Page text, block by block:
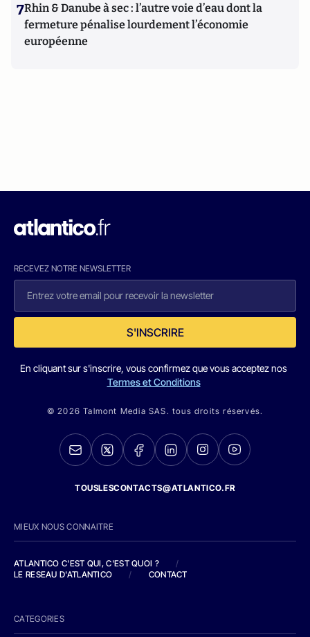
7Rhin & Danube à sec : l’autre voie d’eau dont la
fermeture pénalise lourdement l’économie
européenne
RECEVEZ NOTRE NEWSLETTER
S'INSCRIRE
En cliquant sur s'inscrire, vous confirmez que vous acceptez nos
Termes et Conditions
© 2026 Talmont Media SAS. tous droits réservés.
TOUSLESCONTACTS@ATLANTICO.FR
MIEUX NOUS CONNAITRE
ATLANTICO C'EST QUI, C'EST QUOI ?
/
LE RESEAU D'ATLANTICO
/ CONTACT
CATEGORIES